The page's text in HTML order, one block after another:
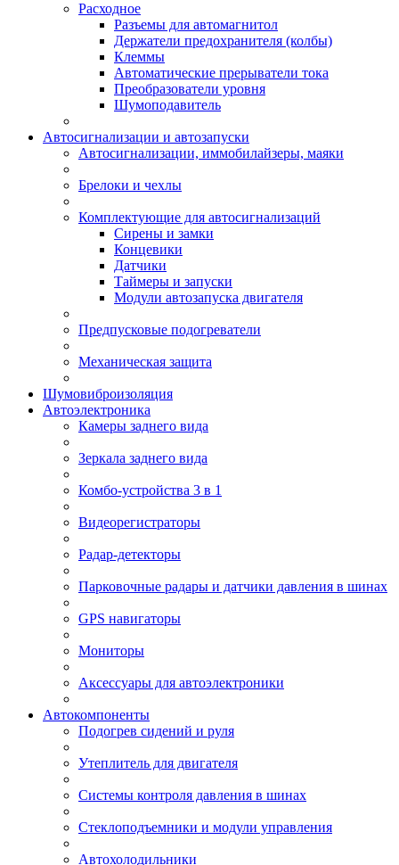
Расходное
Разъемы для автомагнитол
Держатели предохранителя (колбы)
Клеммы
Автоматические прерыватели тока
Преобразователи уровня
Шумоподавитель
Автосигнализации и автозапуски
Автосигнализации, иммобилайзеры, маяки
Брелоки и чехлы
Комплектующие для автосигнализаций
Сирены и замки
Концевики
Датчики
Таймеры и запуски
Модули автозапуска двигателя
Предпусковые подогреватели
Механическая защита
Шумовиброизоляция
Автоэлектроника
Камеры заднего вида
Зеркала заднего вида
Комбо-устройства 3 в 1
Видеорегистраторы
Радар-детекторы
Парковочные радары и датчики давления в шинах
GPS навигаторы
Мониторы
Аксессуары для автоэлектроники
Автокомпоненты
Подогрев сидений и руля
Утеплитель для двигателя
Системы контроля давления в шинах
Стеклоподъемники и модули управления
Автохолодильники